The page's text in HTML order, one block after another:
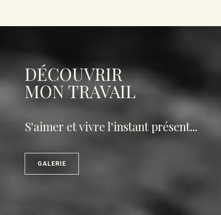
DÉCOUVRIR
MON TRAVAIL
S'aimer et vivre l'instant présent...
GALERIE